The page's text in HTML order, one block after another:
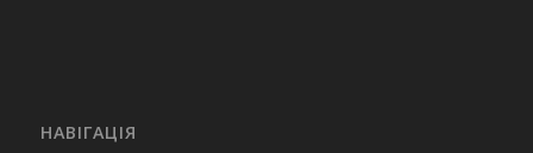
НАВІГАЦІЯ